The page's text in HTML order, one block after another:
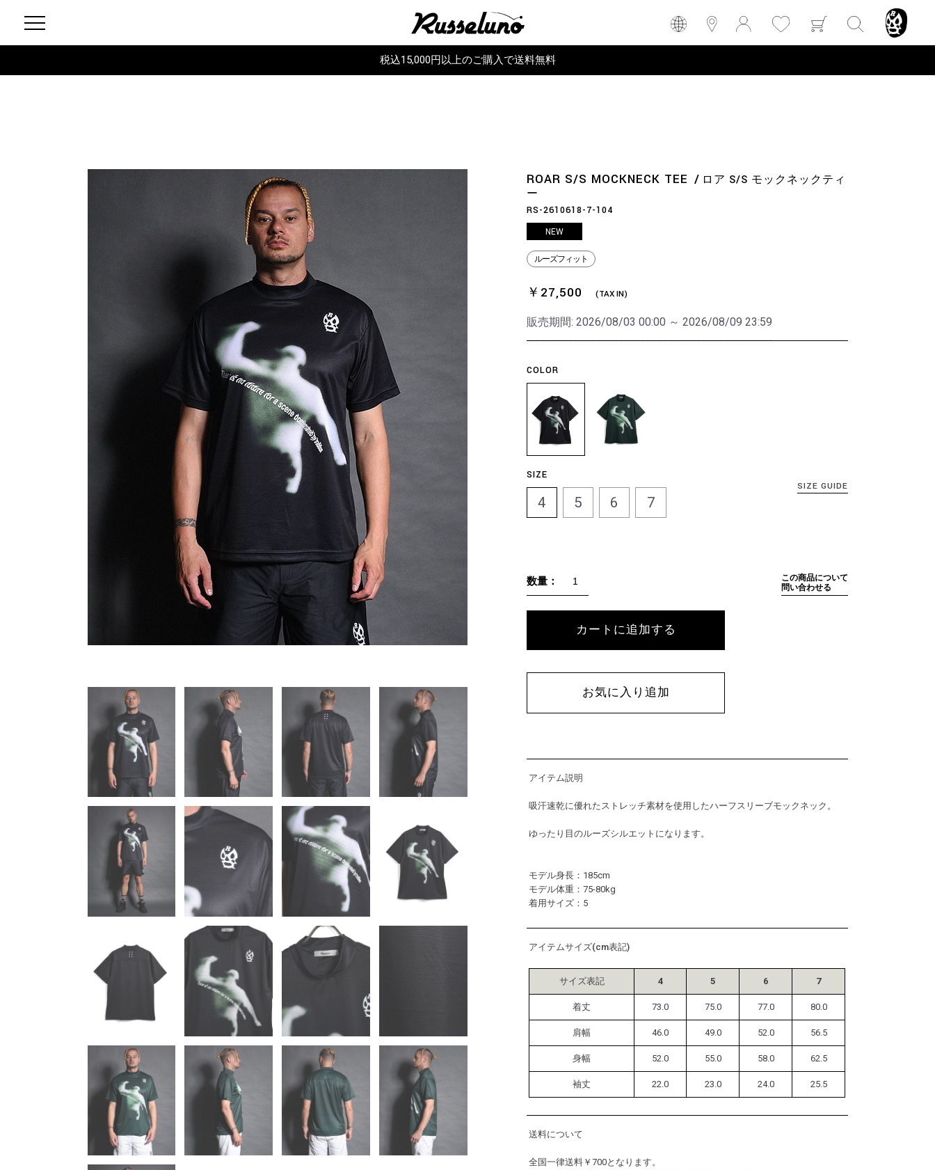
税込15,000円以上のご購入で送料無料
ROAR S/S MOCKNECK TEE
ロア S/S モックネックティ
ー
RS-2610618-7-104
NEW
ルーズフィット
￥27,500 (TAX IN)
販売期間: 2026/08/03 00:00 ～ 2026/08/09 23:59
COLOR
SIZE
SIZE GUIDE
4 5 6 7
数量：
この商品について
問い合わせる
カートに追加する
お気に入り追加
アイテム説明
吸汗速乾に優れたストレッチ素材を使用したハーフスリーブモックネック。
ゆったり目のルーズシルエットになります。
モデル身長：185cm
モデル体重：75-80kg
着用サイズ：5
アイテムサイズ(cm表記)
サイズ表記 4 5 6 7
着丈 73.0 75.0 77.0 80.0
肩幅 46.0 49.0 52.0 56.5
身幅 52.0 55.0 58.0 62.5
袖丈 22.0 23.0 24.0 25.5
送料について
全国一律送料￥700となります。